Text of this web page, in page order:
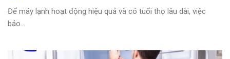
Để máy lạnh hoạt động hiệu quả và có tuổi thọ lâu dài, việc
bảo...